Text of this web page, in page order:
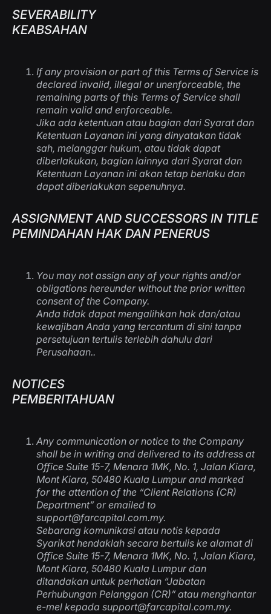
SEVERABILITY
KEABSAHAN
If any provision or part of this Terms of Service is
declared invalid, illegal or unenforceable, the
remaining parts of this Terms of Service shall
remain valid and enforceable.
Jika ada ketentuan atau bagian dari Syarat dan
Ketentuan Layanan ini yang dinyatakan tidak
sah, melanggar hukum, atau tidak dapat
diberlakukan, bagian lainnya dari Syarat dan
Ketentuan Layanan ini akan tetap berlaku dan
dapat diberlakukan sepenuhnya.
ASSIGNMENT AND SUCCESSORS IN TITLE
PEMINDAHAN HAK DAN PENERUS
You may not assign any of your rights and/or
obligations hereunder without the prior written
consent of the Company.
Anda tidak dapat mengalihkan hak dan/atau
kewajiban Anda yang tercantum di sini tanpa
persetujuan tertulis terlebih dahulu dari
Perusahaan..
NOTICES
PEMBERITAHUAN
Any communication or notice to the Company
shall be in writing and delivered to its address at
Office Suite 15-7, Menara 1MK, No. 1, Jalan Kiara,
Mont Kiara, 50480 Kuala Lumpur and marked
for the attention of the “Client Relations (CR)
Department” or emailed to
support@farcapital.com.my.
Sebarang komunikasi atau notis kepada
Syarikat hendaklah secara bertulis ke alamat di
Office Suite 15-7, Menara 1MK, No. 1, Jalan Kiara,
Mont Kiara, 50480 Kuala Lumpur dan
ditandakan untuk perhatian “Jabatan
Perhubungan Pelanggan (CR)” atau menghantar
e-mel kepada support@farcapital.com.my.